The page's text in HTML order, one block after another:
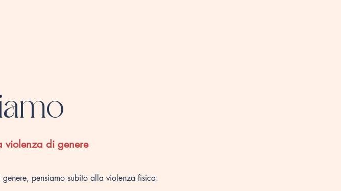
violenza di genere
pensiamo subito alla violenza fisica.